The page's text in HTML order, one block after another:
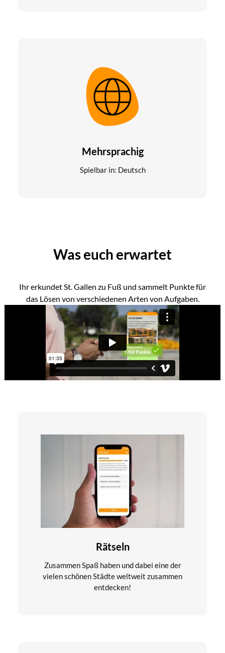
Mehrsprachig
Spielbar in: Deutsch
Was euch erwartet
Ihr erkundet St. Gallen zu Fuß und sammelt Punkte für
das Lösen von verschiedenen Arten von Aufgaben.
Rätseln
Zusammen Spaß haben und dabei eine der
vielen schönen Städte weltweit zusammen
entdecken!